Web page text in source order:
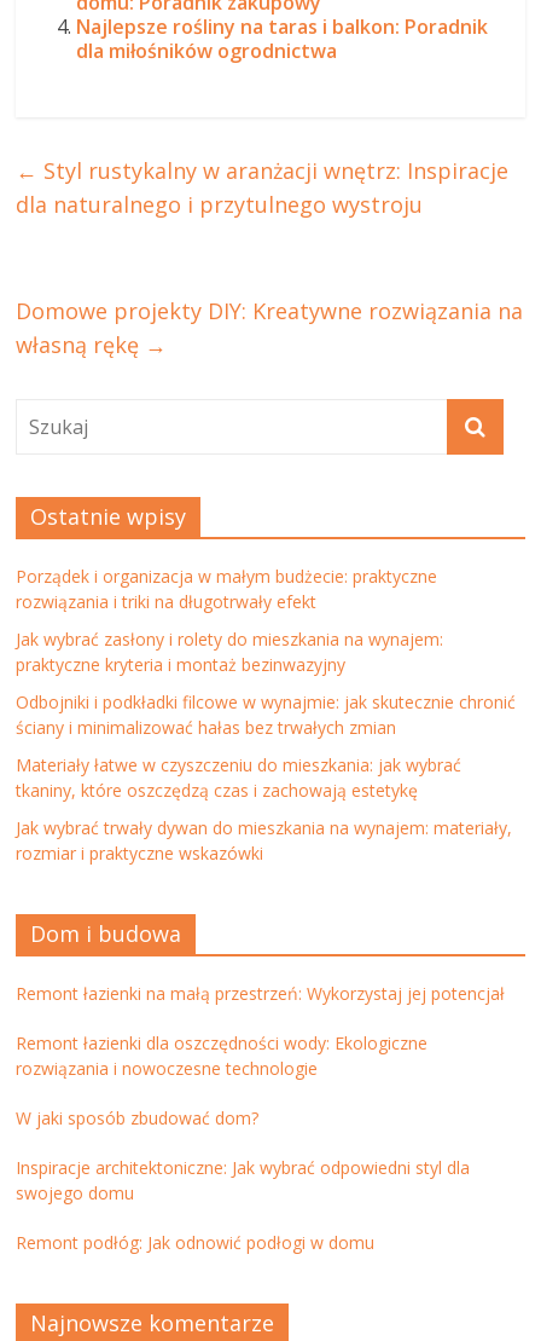
Najlepsze rośliny na taras i balkon: Poradnik
dla miłośników ogrodnictwa
← Styl rustykalny w aranżacji wnętrz: Inspiracje
dla naturalnego i przytulnego wystroju
Domowe projekty DIY: Kreatywne rozwiązania na
własną rękę →
Ostatnie wpisy
Porządek i organizacja w małym budżecie: praktyczne
rozwiązania i triki na długotrwały efekt
Jak wybrać zasłony i rolety do mieszkania na wynajem:
praktyczne kryteria i montaż bezinwazyjny
Odbojniki i podkładki filcowe w wynajmie: jak skutecznie chronić
ściany i minimalizować hałas bez trwałych zmian
Materiały łatwe w czyszczeniu do mieszkania: jak wybrać
tkaniny, które oszczędzą czas i zachowają estetykę
Jak wybrać trwały dywan do mieszkania na wynajem: materiały,
rozmiar i praktyczne wskazówki
Dom i budowa
Remont łazienki na małą przestrzeń: Wykorzystaj jej potencjał
Remont łazienki dla oszczędności wody: Ekologiczne
rozwiązania i nowoczesne technologie
W jaki sposób zbudować dom?
Inspiracje architektoniczne: Jak wybrać odpowiedni styl dla
swojego domu
Remont podłóg: Jak odnowić podłogi w domu
Najnowsze komentarze